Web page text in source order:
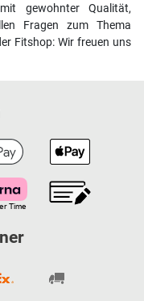
gewohnter Qualität,
Fragen zum Thema
Fitshop: Wir freuen uns